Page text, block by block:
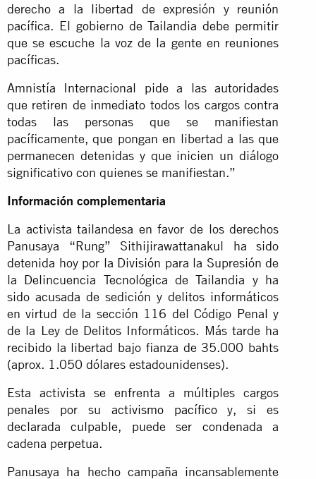
derecho a la libertad de expresión y reunión
pacífica. El gobierno de Tailandia debe permitir
que se escuche la voz de la gente en reuniones
pacíficas.
Amnistía Internacional pide a las autoridades
que retiren de inmediato todos los cargos contra
todas las personas que se manifiestan
pacíficamente, que pongan en libertad a las que
permanecen detenidas y que inicien un diálogo
significativo con quienes se manifiestan.”
Información complementaria
La activista tailandesa en favor de los derechos
Panusaya “Rung” Sithijirawattanakul ha sido
detenida hoy por la División para la Supresión de
la Delincuencia Tecnológica de Tailandia y ha
sido acusada de sedición y delitos informáticos
en virtud de la sección 116 del Código Penal y
de la Ley de Delitos Informáticos. Más tarde ha
recibido la libertad bajo fianza de 35.000 bahts
(aprox. 1.050 dólares estadounidenses).
Esta activista se enfrenta a múltiples cargos
penales por su activismo pacíficoy, si es
declarada culpable, puede ser condenada a
cadena perpetua.
Panusaya ha hecho campaña incansablemente